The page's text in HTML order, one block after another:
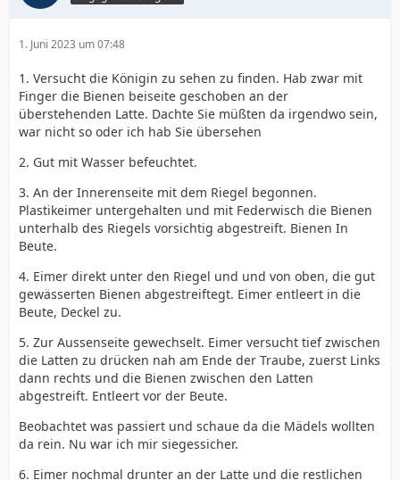
1. Juni 2023 um 07:48
1. Versucht die Königin zu sehen zu finden. Hab zwar mit
Finger die Bienen beiseite geschoben an der
überstehenden Latte. Dachte Sie müßten da irgendwo sein,
war nicht so oder ich hab Sie übersehen
2. Gut mit Wasser befeuchtet.
3. An der Innerenseite mit dem Riegel begonnen.
Plastikeimer untergehalten und mit Federwisch die Bienen
unterhalb des Riegels vorsichtig abgestreift. Bienen In
Beute.
4. Eimer direkt unter den Riegel und und von oben, die gut
gewässerten Bienen abgestreiftegt. Eimer entleert in die
Beute, Deckel zu.
5. Zur Aussenseite gewechselt. Eimer versucht tief zwischen
die Latten zu drücken nah am Ende der Traube, zuerst Links
dann rechts und die Bienen zwischen den Latten
abgestreift. Entleert vor der Beute.
Beobachtet was passiert und schaue da die Mädels wollten
da rein. Nu war ich mir siegessicher.
6. Eimer nochmal drunter an der Latte und die restlichen